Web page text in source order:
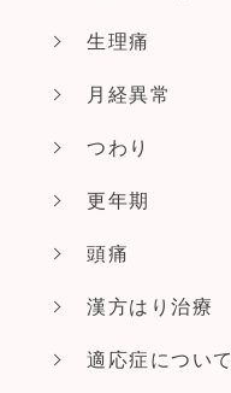
生理痛
月経異常
つわり
更年期
頭痛
漢方はり治療
適応症について